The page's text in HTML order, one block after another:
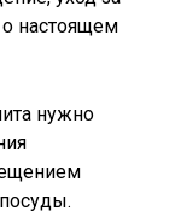
о настоящем
нужно